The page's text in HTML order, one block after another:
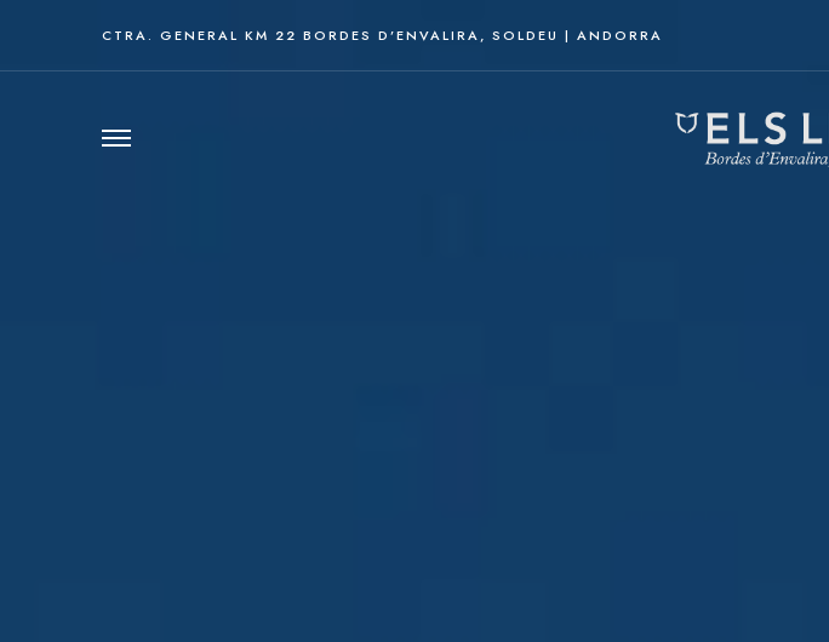
CTRA. GENERAL KM 22 BORDES D’ENVALIRA, SOLDEU | ANDORRA